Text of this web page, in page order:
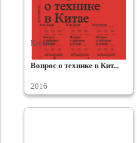
Книга
Вопрос о технике в Кит...
2016